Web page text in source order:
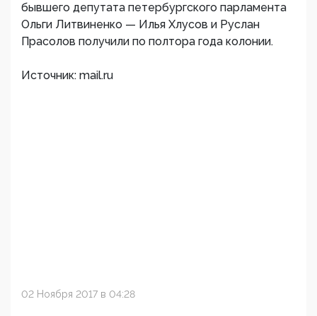
бывшего депутата петербургского парламента
Ольги Литвиненко — Илья Хлусов и Руслан
Прасолов получили по полтора года колонии.
Источник: mail.ru
02 Ноября 2017 в 04:28